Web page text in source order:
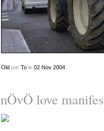
Old par Tole 02 Nov 2004
nÖvÖ love